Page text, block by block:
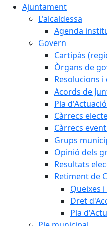
Ajuntament
L'alcaldessa
Agenda
Govern
Cartipàs
Òrgans de
Resolucions
Acords de
Pla
Càrrecs
Càrrecs
Grups
Opinió dels
Resultats
Retiment de
Queixes
Dret
Pla